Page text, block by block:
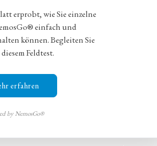
erprobt, wie Sie einzelne
einfach und
können. Begleiten Sie
Feldtest.
erfahren
by NemosGo®
bei den
tutte“ wird in Christof Loys
einem seltenen Glücksfall